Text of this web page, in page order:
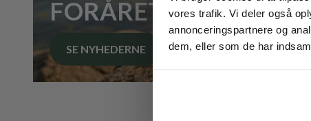
vores trafik. Vi deler også
annonceringspartnere og
dem, eller som de har
FORÅRET STARTER
SE NYHEDERNE